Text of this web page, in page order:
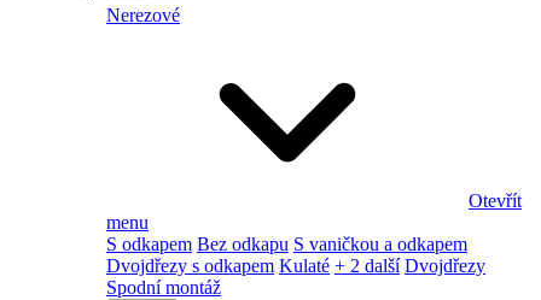
Nerezové
Otevřít
menu
S odkapem Bez odkapu S vaničkou a odkapem
Dvojdřezy s odkapem Kulaté + 2 další Dvojdřezy
Spodní montáž